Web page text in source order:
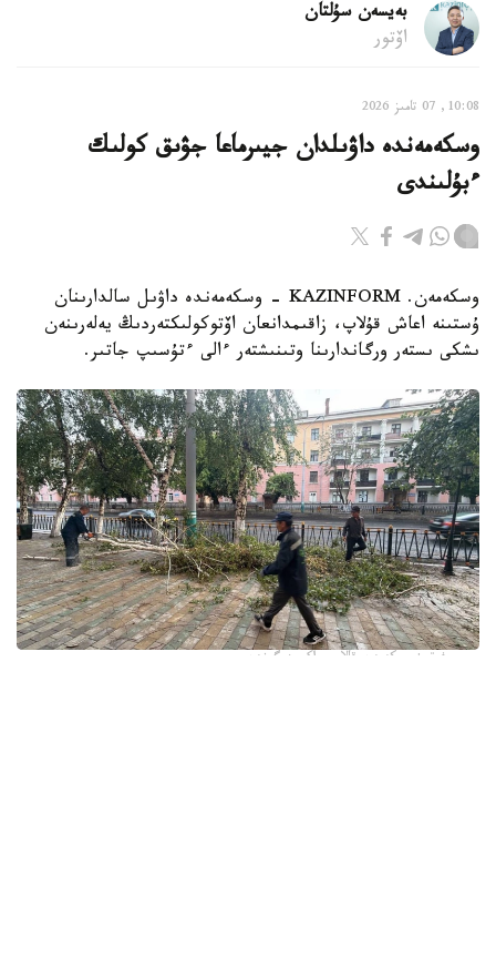
بەيسەن سۇلتان
اۆتور
10:08, 07 تامىز 2026
وسكەمەندە داۋىلدان جيىرماعا جۋىق كولىك
ءبۇلىندى
وسكەمەن. KAZINFORM - وسكەمەندە داۋىل سالدارىنان
ۇستىنە اعاش قۇلاپ، زاقىمدانعان اۆتوكولىكتەردىڭ يەلەرىنەن
ىشكى ىستەر ورگاندارىنا وتىنىشتەر ءالى ءتۇسىپ جاتىر.
فوتو: وسكەمەن قالاسى اكىمدىگىنەن